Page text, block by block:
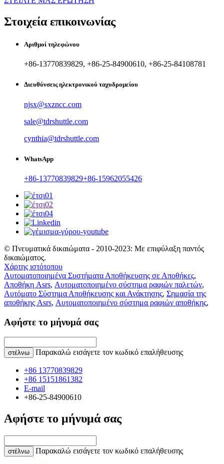
Στοιχεία επικοινωνίας
Αριθμοί τηλεφώνου
+86-13770839829, +86-25-84900610, +86-25-84108781
Διευθύνσεις ηλεκτρονικού ταχυδρομείου
njsx@sxzncc.com
sale@tdrshuttle.com
cynthia@tdrshuttle.com
WhatsApp
+86-13770839829+86-15962055426
© Πνευματικά δικαιώματα - 2010-2023: Με επιφύλαξη παντός
δικαιώματος.
Χάρτης ιστότοπου
Αυτοματοποιημένα Συστήματα Αποθήκευσης σε Αποθήκες,
Αποθήκη Asrs, Αυτοματοποιημένο σύστημα ραφιών παλετών,
Αυτόματο Σύστημα Αποθήκευσης και Ανάκτησης, Σημασία της
αποθήκης Asrs, Αυτοματοποιημένο σύστημα ραφιών αποθήκης,
Αφήστε το μήνυμά σας
στέλνω Παρακαλώ εισάγετε τον κωδικό επαλήθευσης
+86 13770839829
+86 15151861382
E-mail
+86-25-84900610
Αφήστε το μήνυμά σας
στέλνω Παρακαλώ εισάγετε τον κωδικό επαλήθευσης